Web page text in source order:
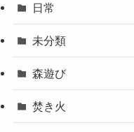
日常
未分類
森遊び
焚き火